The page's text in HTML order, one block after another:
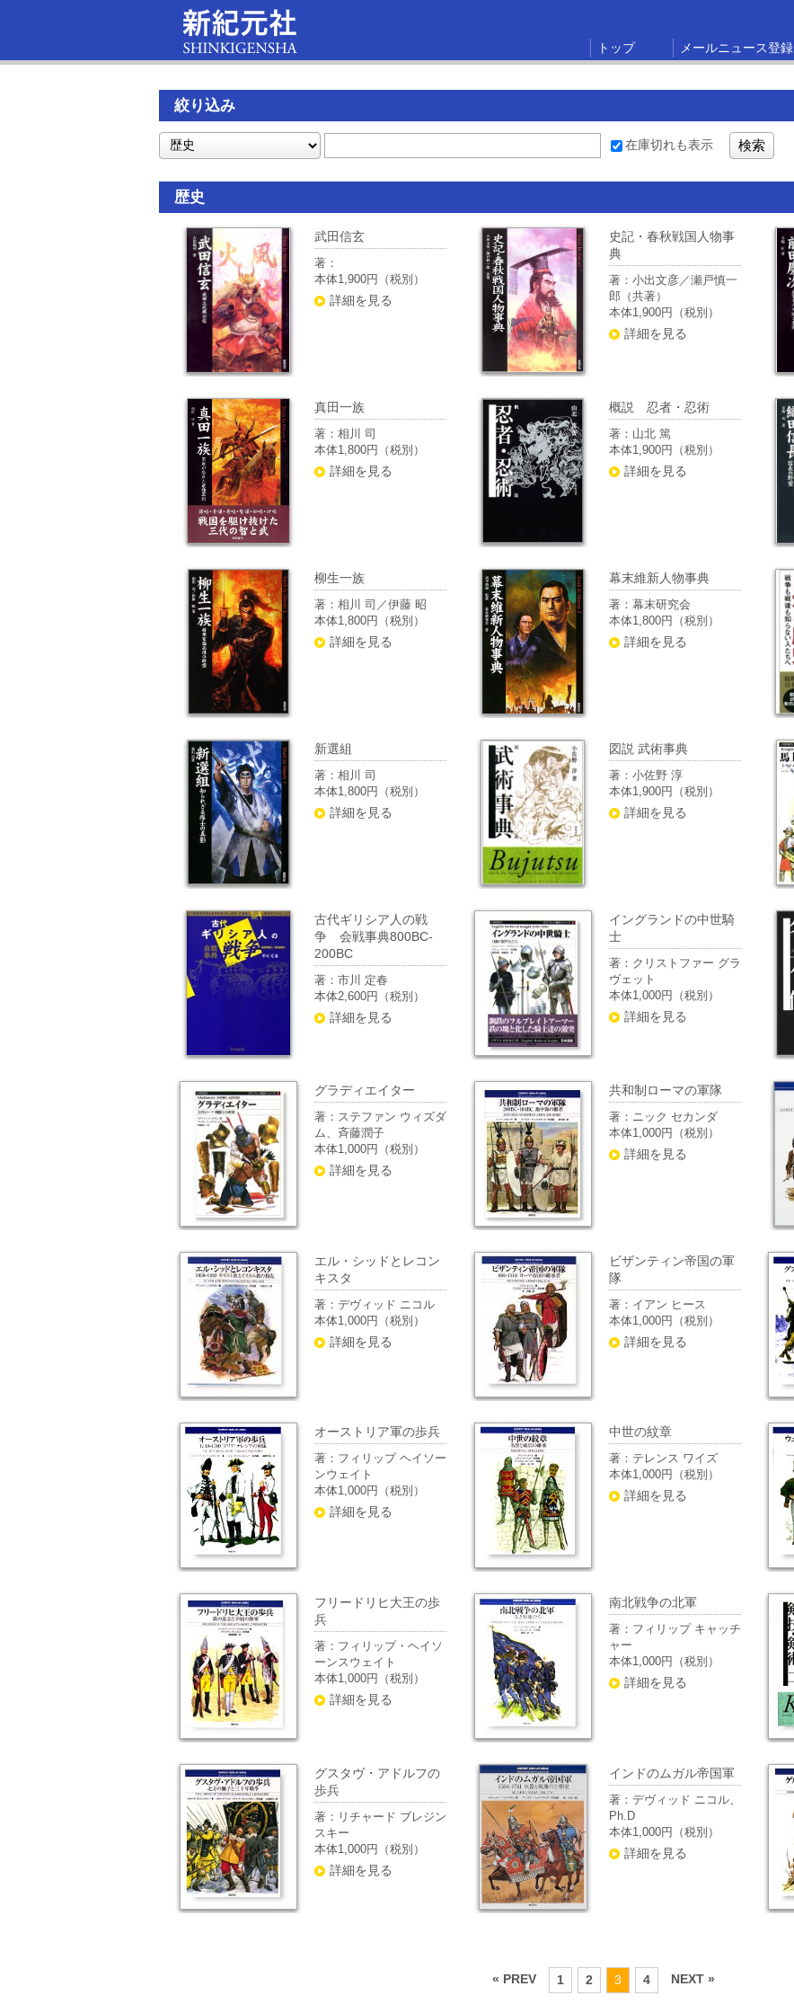
トップ メールニュース登録
絞り込み
在庫切れも表示
歴史
武田信玄
著：
本体1,900円（税別）
詳細を見る
史記・春秋戦国人物事
典
著：小出文彦／瀬戸慎一
郎（共著）
本体1,900円（税別）
詳細を見る
真田一族
著：相川 司
本体1,800円（税別）
詳細を見る
概説 忍者・忍術
著：山北 篤
本体1,900円（税別）
詳細を見る
柳生一族
著：相川 司／伊藤 昭
本体1,800円（税別）
詳細を見る
幕末維新人物事典
著：幕末研究会
本体1,800円（税別）
詳細を見る
新選組
著：相川 司
本体1,800円（税別）
詳細を見る
図説 武術事典
著：小佐野 淳
本体1,900円（税別）
詳細を見る
古代ギリシア人の戦
争 会戦事典800BC-
200BC
著：市川 定春
本体2,600円（税別）
詳細を見る
イングランドの中世騎
士
著：クリストファー グラ
ヴェット
本体1,000円（税別）
詳細を見る
グラディエイター
著：ステファン ウィズダ
ム、斉藤潤子
本体1,000円（税別）
詳細を見る
共和制ローマの軍隊
著：ニック セカンダ
本体1,000円（税別）
詳細を見る
エル・シッドとレコン
キスタ
著：デヴィッド ニコル
本体1,000円（税別）
詳細を見る
ビザンティン帝国の軍
隊
著：イアン ヒース
本体1,000円（税別）
詳細を見る
オーストリア軍の歩兵
著：フィリップ ヘイソー
ンウェイト
本体1,000円（税別）
詳細を見る
中世の紋章
著：テレンス ワイズ
本体1,000円（税別）
詳細を見る
フリードリヒ大王の歩
兵
著：フィリップ・ヘイソ
ーンスウェイト
本体1,000円（税別）
詳細を見る
南北戦争の北軍
著：フィリップ キャッチ
ャー
本体1,000円（税別）
詳細を見る
グスタヴ・アドルフの
歩兵
著：リチャード ブレジン
スキー
本体1,000円（税別）
詳細を見る
インドのムガル帝国軍
著：デヴィッド ニコル、
Ph.D
本体1,000円（税別）
詳細を見る
« PREV 1 2 3 4 NEXT »